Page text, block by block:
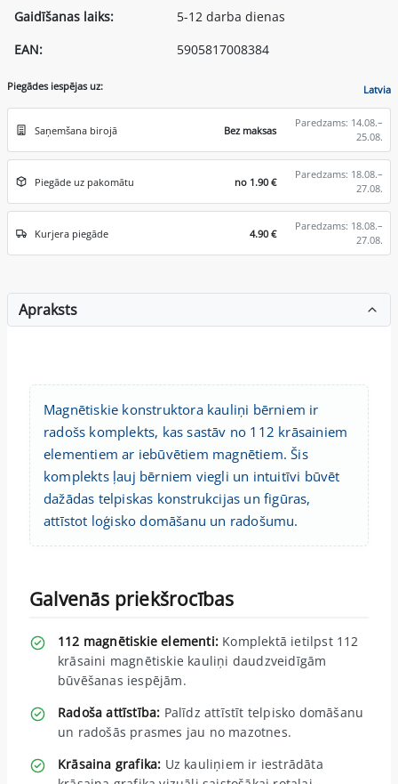
Gaidīšanas laiks:
5-12 darba dienas
EAN:
5905817008384
Piegādes iespējas uz: Latvia
Saņemšana birojā Bez maksas
Paredzams: 14.08.–
25.08.
Piegāde uz pakomātu no 1.90 €
Paredzams: 18.08.–
27.08.
Kurjera piegāde 4.90 €
Paredzams: 18.08.–
27.08.
Apraksts
Magnētiskie konstruktora kauliņi bērniem ir
radošs komplekts, kas sastāv no 112 krāsainiem
elementiem ar iebūvētiem magnētiem. Šis
komplekts ļauj bērniem viegli un intuitīvi būvēt
dažādas telpiskas konstrukcijas un figūras,
attīstot loģisko domāšanu un radošumu.
Galvenās priekšrocības
112 magnētiskie elementi: Komplektā ietilpst 112
krāsaini magnētiskie kauliņi daudzveidīgām
būvēšanas iespējām.
Radoša attīstība: Palīdz attīstīt telpisko domāšanu
un radošās prasmes jau no mazotnes.
Krāsaina grafika: Uz kauliņiem ir iestrādāta